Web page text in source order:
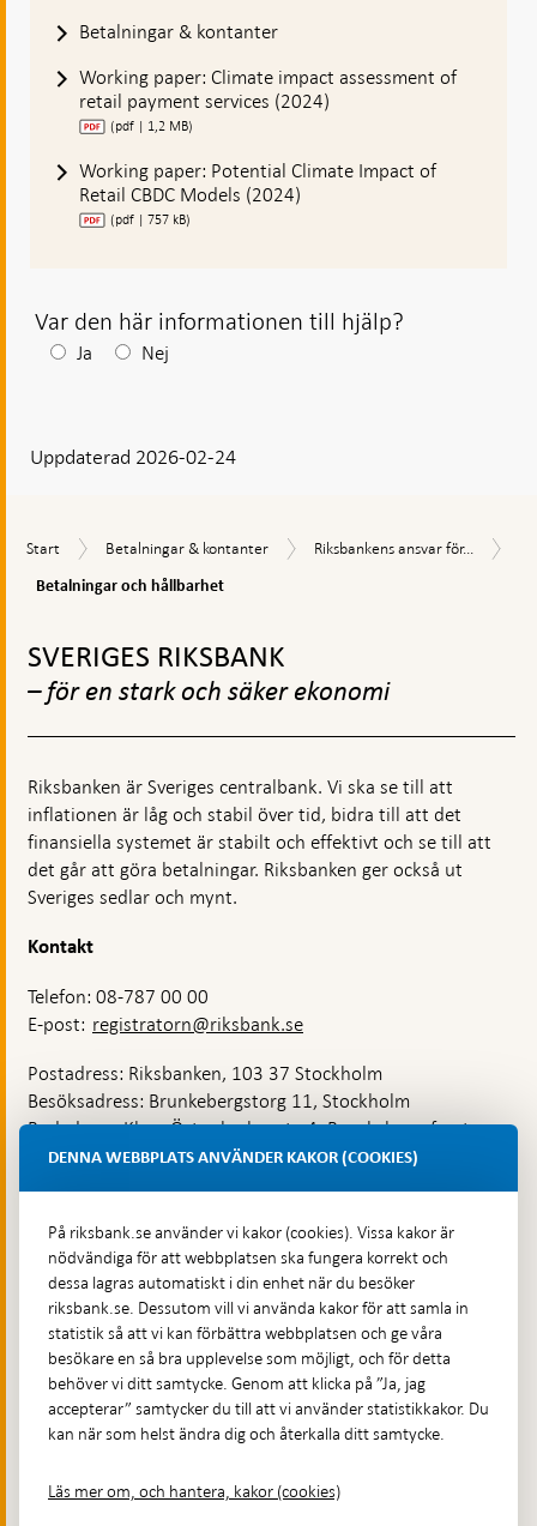
Betalningar & kontanter
Working paper: Climate impact assessment of
retail payment services (2024)
(pdf | 1,2 MB)
Working paper: Potential Climate Impact of
Retail CBDC Models (2024)
(pdf | 757 kB)
Var den här informationen till hjälp?
Efter
visas
Ja Nej
Uppdaterad 2026-02-24
Start
Start
Betalningar
kontanter
Betalningar & kontanter
Riksbankens
Riksbankens ansvar för...
Betalningar och hållbarhet
toppnavigation
SVERIGES RIKSBANK
– för en stark och säker ekonomi
Riksbanken är Sveriges centralbank. Vi ska se till att
inflationen är låg och stabil över tid, bidra till att det
finansiella systemet är stabilt och effektivt och se till att
det går att göra betalningar. Riksbanken ger också ut
Sveriges sedlar och mynt.
Kontakt
Telefon: 08-787 00 00
E-post: registratorn@riksbank.se
Postadress: Riksbanken, 103 37 Stockholm
Besöksadress: Brunkebergstorg 11, Stockholm
Budadress: Klara Östra kyrkogata 4, Brunkebergsfaret,
Lastplats 6
Hitta direkt
Frågor och svar-
Öppnas
i
ny
flik
Till Riksbankens webbarkiv-
Öppnas
i
ny
Presskontakt
Integritetspolicy
DENNA WEBBPLATS ANVÄNDER KAKOR (COOKIES)
På riksbank.se använder vi kakor (cookies). Vissa kakor är
nödvändiga för att webbplatsen ska fungera korrekt och
dessa lagras automatiskt i din enhet när du besöker
riksbank.se. Dessutom vill vi använda kakor för att samla in
statistik så att vi kan förbättra webbplatsen och ge våra
besökare en så bra upplevelse som möjligt, och för detta
behöver vi ditt samtycke. Genom att klicka på ”Ja, jag
accepterar” samtycker du till att vi använder statistikkakor. Du
kan när som helst ändra dig och återkalla ditt samtycke.
Läs mer om, och hantera, kakor (cookies)